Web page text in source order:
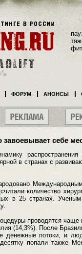
завоевывает себе
распространения
в странах с
количество
в 25 странах.
проводятся
(14,3%). После
денежные потоки, и
попали также
ФОРУМ АНОНСЫ